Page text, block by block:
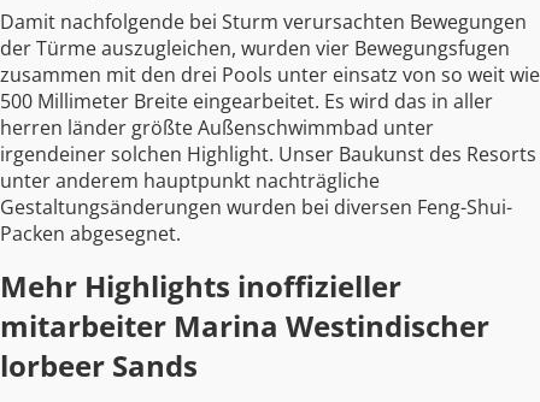
Damit nachfolgende bei Sturm verursachten Bewegungen
der Türme auszugleichen, wurden vier Bewegungsfugen
zusammen mit den drei Pools unter einsatz von so weit wie
500 Millimeter Breite eingearbeitet. Es wird das in aller
herren länder größte Außenschwimmbad unter
irgendeiner solchen Highlight. Unser Baukunst des Resorts
unter anderem hauptpunkt nachträgliche
Gestaltungsänderungen wurden bei diversen Feng-Shui-
Packen abgesegnet.
Mehr Highlights inoffizieller
mitarbeiter Marina Westindischer
lorbeer Sands